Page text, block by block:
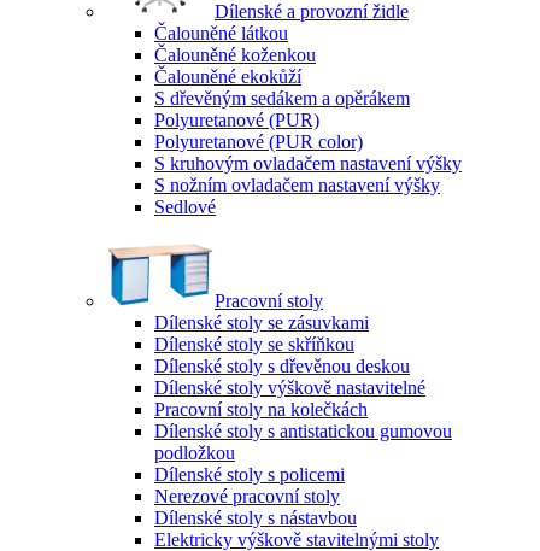
Dílenské a provozní židle
Čalouněné látkou
Čalouněné koženkou
Čalouněné ekokůží
S dřevěným sedákem a opěrákem
Polyuretanové (PUR)
Polyuretanové (PUR color)
S kruhovým ovladačem nastavení výšky
S nožním ovladačem nastavení výšky
Sedlové
Pracovní stoly
Dílenské stoly se zásuvkami
Dílenské stoly se skříňkou
Dílenské stoly s dřevěnou deskou
Dílenské stoly výškově nastavitelné
Pracovní stoly na kolečkách
Dílenské stoly s antistatickou gumovou
podložkou
Dílenské stoly s policemi
Nerezové pracovní stoly
Dílenské stoly s nástavbou
Elektricky výškově stavitelnými stoly